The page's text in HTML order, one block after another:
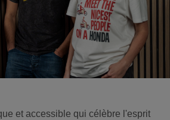
et accessible qui célèbre l'esprit